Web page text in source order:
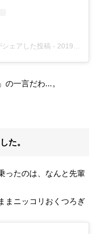
ェアした投稿 - 2019年10月月22日午後8時24分PDT
の一言だわ…。
た。
ったのは、なんと先輩
まニッコリおくつろぎ